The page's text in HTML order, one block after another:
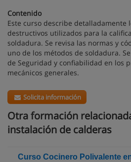
Contenido
Este curso describe detalladamente
destructivos utilizados para la
soldadura. Se revisa las normas y
uno de los métodos de soldadura.
de Seguridad y confiabilidad en los
mecánicos generales.
Solicita información
Otra formación
instalación de calderas
Curso Cocinero Polivalente